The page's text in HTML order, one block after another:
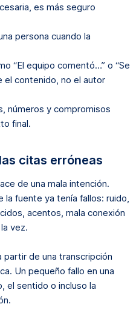
es más seguro
persona cuando la
“El equipo comentó…” o “Se
el contenido, no el autor
números y compromisos
final.
citas erróneas
de una mala intención.
fuente ya tenía fallos: ruido,
acentos, mala conexión
vez.
partir de una transcripción
Un pequeño fallo en una
el sentido o incluso la